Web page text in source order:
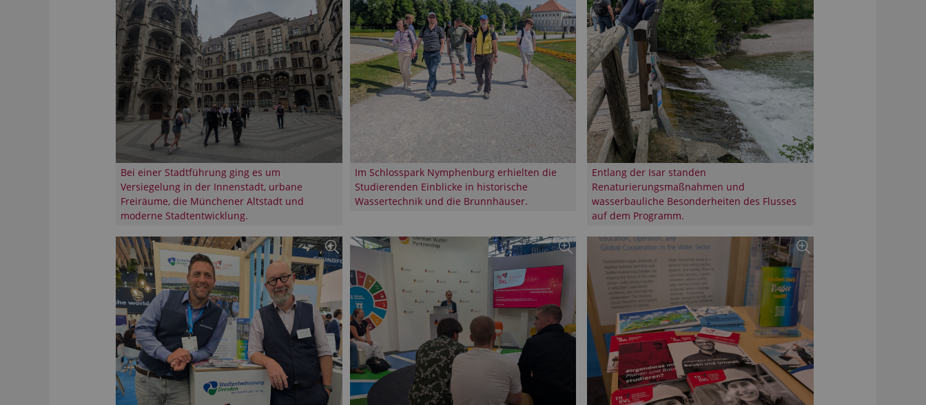
Bei einer Stadtführung ging es um
Versiegelung in der Innenstadt, urbane
Freiräume, die Münchener Altstadt und
moderne Stadtentwicklung.
Im Schlosspark Nymphenburg erhielten die
Studierenden Einblicke in historische
Wassertechnik und die Brunnhäuser.
Entlang der Isar standen
Renaturierungsmaßnahmen und
wasserbauliche Besonderheiten des Flusses
auf dem Programm.